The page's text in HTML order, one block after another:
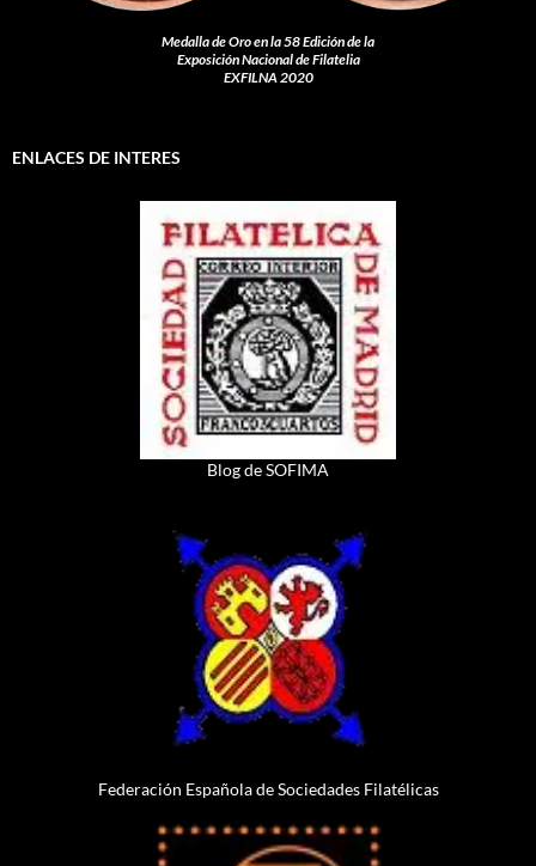
Medalla de Oro en la 58 Edición de la
Exposición Nacional de Filatelia
EXFILNA 2020
ENLACES DE INTERES
Blog de SOFIMA
Federación Española de Sociedades Filatélicas